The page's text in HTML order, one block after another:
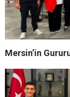
Mersin’in